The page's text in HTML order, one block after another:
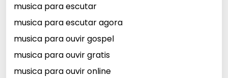
musica para escutar
musica para escutar agora
musica para ouvir gospel
musica para ouvir gratis
musica para ouvir online